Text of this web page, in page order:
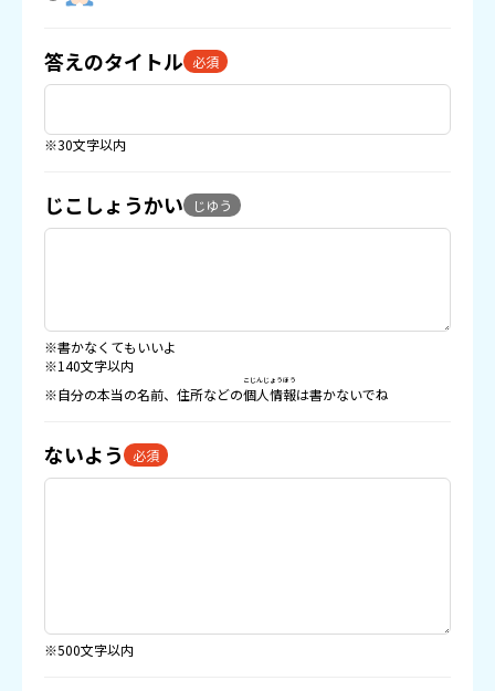
答えのタイトル 必須
※30文字以内
じこしょうかい じゆう
※書かなくてもいいよ
※140文字以内
※自分の本当の名前、住所などの個人情報
こじんじょうほう
は書かないでね
ないよう 必須
※500文字以内